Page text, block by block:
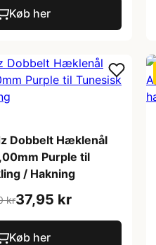
Køb her
Dobbelt Hæklenål
Purple til
/ Hakning
kr37,95 kr
Køb her